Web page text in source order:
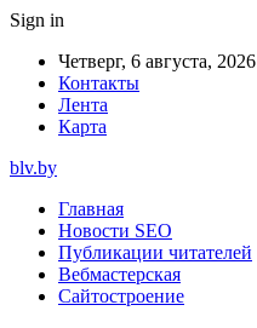
Sign in
Четверг, 6 августа, 2026
Контакты
Лента
Карта
blv.by
Главная
Новости SEO
Публикации читателей
Вебмастерская
Сайтостроение